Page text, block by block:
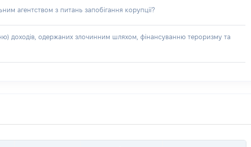
агентством з питань запобігання корупції?
доходів, одержаних злочинним шляхом, фінансуванню тероризму та